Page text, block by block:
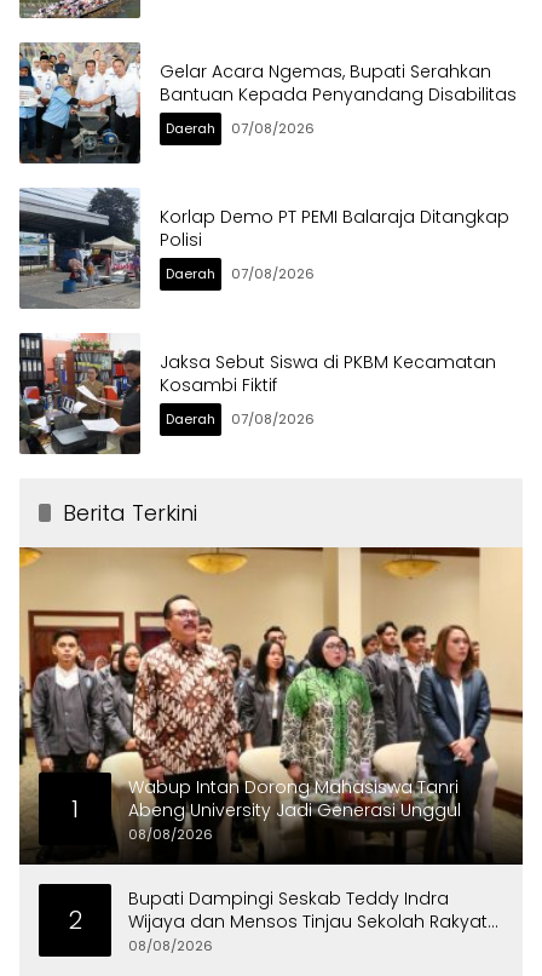
Gelar Acara Ngemas, Bupati Serahkan
Bantuan Kepada Penyandang Disabilitas
Daerah 07/08/2026
Korlap Demo PT PEMI Balaraja Ditangkap
Polisi
Daerah 07/08/2026
Jaksa Sebut Siswa di PKBM Kecamatan
Kosambi Fiktif
Daerah 07/08/2026
Berita Terkini
1
Wabup Intan Dorong Mahasiswa Tanri
Abeng University Jadi Generasi Unggul
08/08/2026
2
Bupati Dampingi Seskab Teddy Indra
Wijaya dan Mensos Tinjau Sekolah Rakyat
di Curug
08/08/2026